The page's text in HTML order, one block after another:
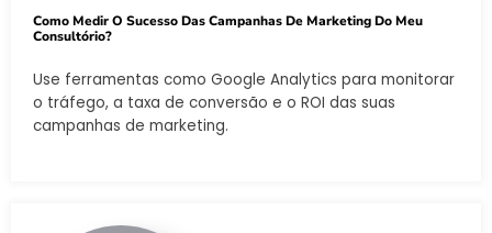
Como Medir O Sucesso Das Campanhas De Marketing Do Meu
Consultório?
Use ferramentas como Google Analytics para monitorar
o tráfego, a taxa de conversão e o ROI das suas
campanhas de marketing.